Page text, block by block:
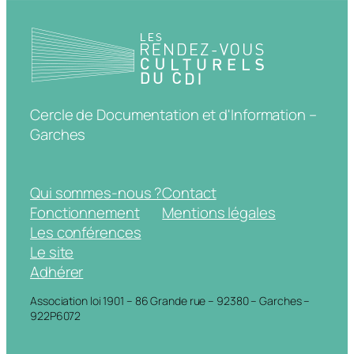
Cercle de Documentation et d'Information –
Garches
Qui sommes-nous ?
Fonctionnement
Les conférences
Le site
Adhérer
Contact
Mentions légales
Association loi 1901 – 86 Grande rue – 92380 – Garches –
922P6072